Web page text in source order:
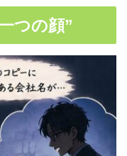
つの顔”